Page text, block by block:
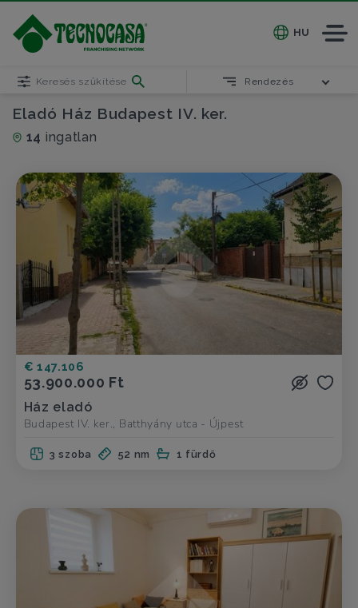
HU
Eladó Ház Budapest IV. ker.
14 ingatlan
Keresés szűkítése Rendezés
€ 147.106
53.900.000 Ft
Ház eladó
Budapest IV. ker., Batthyány utca - Újpest
3 szoba 52 nm 1 fürdő